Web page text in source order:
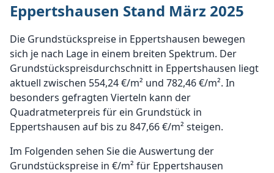
Eppertshausen Stand März 2025
Die Grundstückspreise in Eppertshausen bewegen
sich je nach Lage in einem breiten Spektrum. Der
Grundstückspreisdurchschnitt in Eppertshausen liegt
aktuell zwischen 554,24 €/m² und 782,46 €/m². In
besonders gefragten Vierteln kann der
Quadratmeterpreis für ein Grundstück in
Eppertshausen auf bis zu 847,66 €/m² steigen.
Im Folgenden sehen Sie die Auswertung der
Grundstückspreise in €/m² für Eppertshausen